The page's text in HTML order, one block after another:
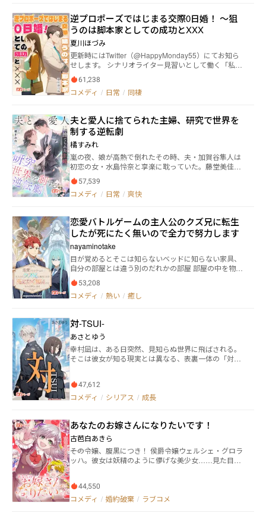
【柴犬？】は超絶力持ちで柚香を引きずるし、魔物の
魔石も食べちゃうなかなかの【？】っぷり。 見ている
分には楽しいけれど、やってる本人は大変なダンジョ
ン配信は盛り上がりを見せ、なんと一晩で50万再生と
いうとんでもない事態を引き起こす。 アイドルを助け
たり謎のサンバ仮面が現れたり、柚香の周囲はトラブ
ルだらけ。（原因として本人含む） しかも柚香は、そ
もそも冒険者になりたくて冒険者科に入ったのではな
かったのです！ そこからもう周囲に突っ込まれてい
たり！ 過激な多方面オタクで若俳沼のママ、驚きの過
トキャンプさせられる口の悪いリアル癒やし系アイド
ル（）に個性の強すぎるクラスメイトや先輩たち。 ひ
よっこテイマーの日常は、時々ダン配、日々特訓。友
達の配信にも駆り出されるし、何故かアイドル活動ま
でやっちゃったり!? 悩みがあれば雑談配信で相談も
します。だって、「三人寄れば文殊の知恵」だから
ぎ。青春は、爆発だー！ 我が道を行くつよつよ【柴
犬？】、本当はアイドルしたくない俳優志望のアイド
投稿しております。
亡くなったことをきっかけにPTSDと鬱（うつ）を発
症、手術ができなくなり、病院をやめる。 内科医とし
て再起を図ろうとするも直前、ストーカーに刺されて
生命を失う―― 目が覚めたら、幸せだった子どものころに
プレイしていたゲームにそっくりな世界にいた。 せっ
かくなら好きなことをして皆の役に立ちつつ平和な生
活を送りたい。 錬金術師として第一歩を踏み出した主
人公の前にあらわれたのは、なんと、しゃべる水たま
り。 なんで水たまりが、しゃべるんだ？ ―― 現実主義な
授かった特典能力と前世の知識をフル利用して人助け
&無双する。 最大の理不尽は 「恩返しするまで離
れません！」 とあの手この手で主人公を喜ばせよう
としてくる超チートなスライム娘が、かわいすぎて困
る件かもしれないが。 ※本作で行われている医療行為
はフィクションです。病気・怪我の治療は医師や薬剤
師にご相談ください。 ©️砂礫零 無断複写・転載を禁止
します。 Unauthorized reproduction prohibited. 版权
所有。 복제 금지. 転載禁止
逆プロポーズではじまる交際0日婚！ 〜狙
うのは脚本家としての成功とXXX
夏川ほづみ
更新時にはTwitter（@HappyMonday55）にてお知ら
せします。 シナリオライター見習いとして働く「私」
こと椿井 薫（27歳）。 心も体もすり減っていたある
日、酔っ払いに絡まれたところを、ひとりの男性に助
けられる。 長身で、整った顔立ち、そして洗練された
── 気づけば私は、彼にプロポーズ！ さらに、一緒に
暮らすことに！ 穏やかな日常の中、どんどん彼に惹か
れていくけれど 彼の心には、踏み込めない境界線があ
って……。 ゆっくりと、でも確かに育っていく二人の
関係の行方は？ ーーーーー ※タイトル略称は「逆ゼ
ロ」です。 ※セルフレイティングはSeason2以降です
61,238
コメディ / 日常 / 同棲
夫と愛人に捨てられた主婦、研究で世界を
制する逆転劇
橘すみれ
嵐の夜、娘が高熱で倒れたその時、夫・加賀谷隼人は
初恋の女・水島怜奈と享楽に耽っていた。藤堂美佳は
病院に駆け込み、結婚が虚しい幻に過ぎなかったと悟
る。五年前、彼女は愛のために栄養学研究所を諦め、
義母の冷遇と愛人の挑発に耐え続けた。しかし得たの
る。美佳はもはや誰の影でもない。栄養学の才覚で国
際舞台に立ち、人々の羨望を浴びる女王となる。後悔
する夫と屈辱に沈む義母、崩れ落ちる愛人に背を向
け、彼女は誇らしく宣言する――「私の人生は、娘と私自
身のもの」。
57,539
コメディ / 日常 / 爽快
恋愛バトルゲームの主人公のクズ兄に転生
したが死にたく無いので全力で努力します
nayaminotake
目が覚めるとそこは知らないベッドに知らない家具、
自分の部屋とは違う別のだれかの部屋 部屋の中を物色
してると、自分が別人になってる事に気付く そう、こ
こは学園恋愛バトルゲーム魔都東京１９９９の世界だ
った 俺の名前は南原譲二、都内にある中堅ソフト開発
仕事は大手からの業務委託とデバック、そんな俺たち
の会社は今深刻な人材不足に陥ってる 営業が取って来
る案件の量に対し、対応するエンジニアの数が圧倒的
に足りてない 俺たちエンジニアは何時終わるとも知れ
ない残業に追われ心身共に疲弊していた、しかも働き
的にカットされる ブラックもブラック超ブラック企業
と称し若い女の子に居る店に遊びに行く・・・ こんな
ーム制作に関わっていた、あのやり甲斐に満ちていた
時期の会社を忘れずにいる 俺たちが開発に関わった処
女作、魔都東京１９９９を手掛けていたあの時期に そ
して今まさにその思い入れのゲームの中に転生してい
る、本当であればこのゲームを愛する者として喜ばし
クズの悪役だ、しかもゲーム序盤に婚約者でメインヒ
ロインである宮下 藍瑠に婚約破棄され逆上した城二と
主人公尊で決闘になり戦闘のチュートリアルとしてボ
53,208
コメディ / 熱い / 癒し
対-TSUI-
あさとゆう
幸村凪は、ある日突然、見知らぬ世界に飛ばされる。
そこは彼女が知る現実とは異なる、表裏一体の「対の
「SPT」に属し、国家を揺るがす危険な組織「ミレニ
ア」との戦いに身を置いていた。 「君は重大な『秘
界」の謎を探り始める。 彼女の前に立ちはだかるミレ
ニア。 陰謀が渦巻く組織の闇…。 そして、「対（ツ
イ）」に秘められた真実とは？ すべての謎が解けた
時、世界が大きく動き出す。 ―主要キャラー ・幸村
凪…主人公。高校２年生。剣道部所属。素直で優しい
銀髪の戦士。厳しくも温かく凪を見守る。 ・ヤト…半
人前の八咫烏。人間の言葉を喋る。明るい性格。 ・幸
村藍子…凪の祖母。「対の世界」の研究者で「天才」
47,612
コメディ / シリアス / 成長
あなたのお嫁さんになりたいです！
古芭白あきら
――その令嬢、腹黒につき！ 侯爵令嬢ウェルシェ・グロラ
ッハ。彼女は妖精のように儚げな美少女……見た目だ
クはウェルシェの外見に騙され一目ぼれ。二人の婚約
は互いの思いが一致した婚約であったのだが……学園
44,550
コメディ / 婚約破棄 / ラブコメ